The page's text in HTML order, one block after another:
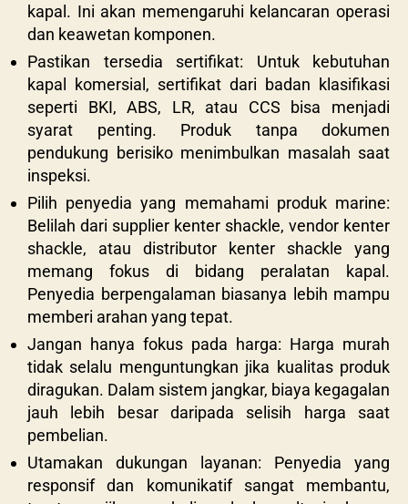
kapal. Ini akan memengaruhi kelancaran operasi
dan keawetan komponen.
Pastikan tersedia sertifikat: Untuk kebutuhan
kapal komersial, sertifikat dari badan klasifikasi
seperti BKI, ABS, LR, atau CCS bisa menjadi
syarat penting. Produk tanpa dokumen
pendukung berisiko menimbulkan masalah saat
inspeksi.
Pilih penyedia yang memahami produk marine:
Belilah dari supplier kenter shackle, vendor kenter
shackle, atau distributor kenter shackle yang
memang fokus di bidang peralatan kapal.
Penyedia berpengalaman biasanya lebih mampu
memberi arahan yang tepat.
Jangan hanya fokus pada harga: Harga murah
tidak selalu menguntungkan jika kualitas produk
diragukan. Dalam sistem jangkar, biaya kegagalan
jauh lebih besar daripada selisih harga saat
pembelian.
Utamakan dukungan layanan: Penyedia yang
responsif dan komunikatif sangat membantu,